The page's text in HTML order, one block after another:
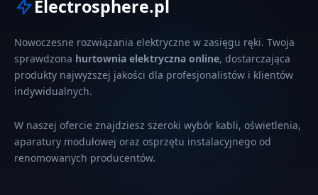
Electrosphere.pl
Nowoczesne rozwiązania elektryczne w zasięgu ręki. Twoja
sprawdzona hurtownia elektryczna online, dostarczająca
produkty najwyższej jakości dla profesjonalistów i klientów
indywidualnych.
W naszej ofercie znajdziesz szeroki wybór kabli, oświetlenia,
aparatury modułowej oraz osprzętu instalacyjnego od
renomowanych producentów.